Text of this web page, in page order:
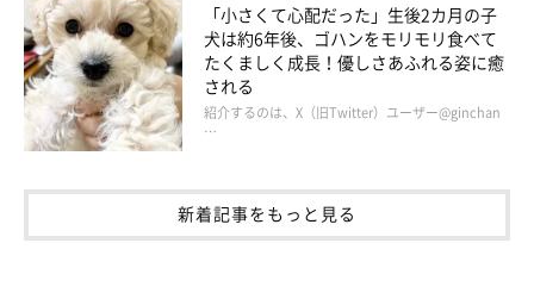
「小さくて心配だった」生後2カ月の子
犬は約6年後、ゴハンをモリモリ食べて
たくましく成長！優しさあふれる姿に癒
される
紹介するのは、X（旧Twitter）ユーザー@ginchan
…
新着記事をもっと見る